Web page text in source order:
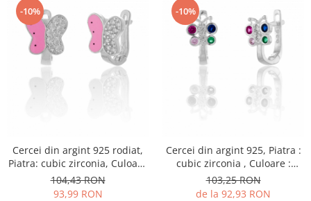
SETURI BIJUTERII
ACE DE CRAVATA
BRATARI PENTRU PICIOR
LANTURI TIP ROZARIU
-10%
Cercei din argint 925 rodiat,
Piatra: cubic zirconia, Culoare
: transparenta, Sonis Silver
104,43 RON
93,99 RON
-10%
Cercei din argint 925, Piatra :
cubic zirconia , Culoare :
multicolor , Sonis Silver
103,25 RON
de la 92,93 RON